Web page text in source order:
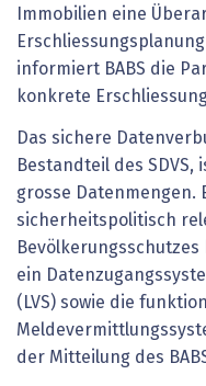
Immobilien eine
informiert BABS die
konkrete
Das sichere
Bestandteil des
grosse Datenmengen.
sicherheitspolitisch
Bevölkerungsschutzes
ein
(LVS) sowie die
der Mitteilung des